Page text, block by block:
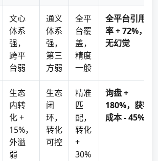
文心
体系
强，
跨平
台弱
通义
体系
强，
第三
方弱
全平
台覆
盖，
精度
一般
全平台引用
率 + 72%，
无幻觉
生态
内转
化 +
15%，
外溢
弱
生态
闭
环，
转化
可控
精准
匹
配，
转化
+
30%
询盘 +
180%，获客
成本 - 45%